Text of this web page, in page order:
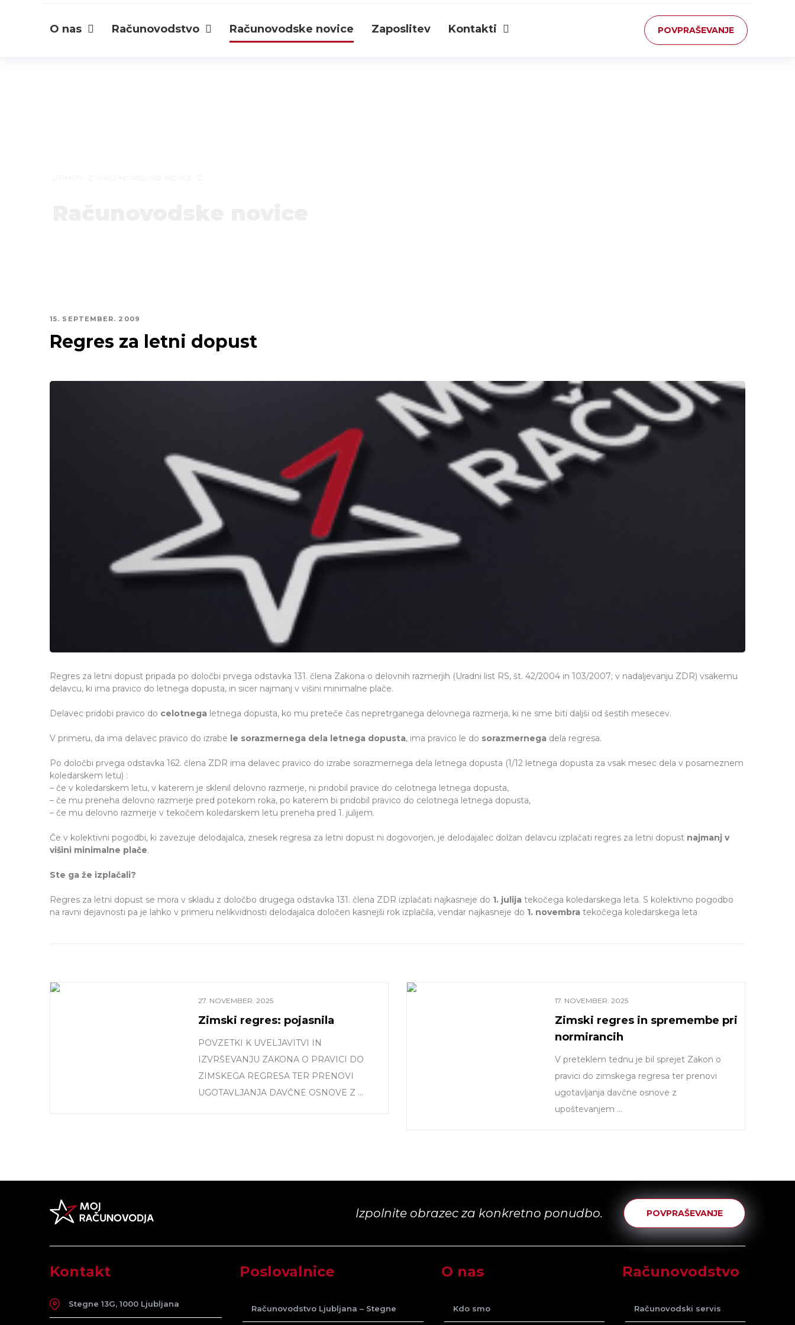
O nas Računovodstvo Računovodske novice Zaposlitev Kontakti POVPRAŠEVANJE
15. SEPTEMBER. 2009
Regres za letni dopust
Regres za letni dopust pripada po določbi prvega odstavka 131. člena Zakona o delovnih razmerjih (Uradni list RS, št. 42/2004 in 103/2007; v nadaljevanju ZDR) vsakemu
delavcu, ki ima pravico do letnega dopusta, in sicer najmanj v višini minimalne plače.
Delavec pridobi pravico do celotnega letnega dopusta, ko mu preteče čas nepretrganega delovnega razmerja, ki ne sme biti daljši od šestih mesecev.
V primeru, da ima delavec pravico do izrabe le sorazmernega dela letnega dopusta, ima pravico le do sorazmernega dela regresa.
Po določbi prvega odstavka 162. člena ZDR ima delavec pravico do izrabe sorazmernega dela letnega dopusta (1/12 letnega dopusta za vsak mesec dela v posameznem
koledarskem letu) :
– če v koledarskem letu, v katerem je sklenil delovno razmerje, ni pridobil pravice do celotnega letnega dopusta,
– če mu preneha delovno razmerje pred potekom roka, po katerem bi pridobil pravico do celotnega letnega dopusta,
– če mu delovno razmerje v tekočem koledarskem letu preneha pred 1. julijem.
Če v kolektivni pogodbi, ki zavezuje delodajalca, znesek regresa za letni dopust ni dogovorjen, je delodajalec dolžan delavcu izplačati regres za letni dopust najmanj v
višini minimalne plače.
Ste ga že izplačali?
Regres za letni dopust se mora v skladu z določbo drugega odstavka 131. člena ZDR izplačati najkasneje do 1. julija tekočega koledarskega leta. S kolektivno pogodbo
na ravni dejavnosti pa je lahko v primeru nelikvidnosti delodajalca določen kasnejši rok izplačila, vendar najkasneje do 1. novembra tekočega koledarskega leta
27. NOVEMBER. 2025
Zimski regres: pojasnila
POVZETKI K UVELJAVITVI IN
IZVRŠEVANJU ZAKONA O PRAVICI DO
ZIMSKEGA REGRESA TER PRENOVI
UGOTAVLJANJA DAVČNE OSNOVE Z ...
17. NOVEMBER. 2025
Zimski regres in spremembe pri
normirancih
V preteklem tednu je bil sprejet Zakon o
pravici do zimskega regresa ter prenovi
ugotavljanja davčne osnove z
upoštevanjem ...
Izpolnite obrazec za konkretno ponudbo. POVPRAŠEVANJE
Kontakt
Stegne 13G, 1000 Ljubljana
Poslovalnice
Računovodstvo Ljubljana – Stegne
O nas
Kdo smo
Računovodstvo
Računovodski servis